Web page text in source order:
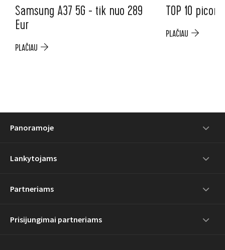
Samsung A37 5G - tik nuo 289
Eur
PLAČIAU
TOP 10
PLAČIAU
Panoramoje
Lankytojams
Partneriams
Prisijungimai partneriams